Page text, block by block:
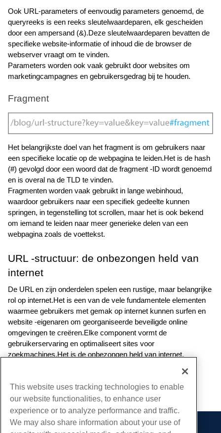
Ook URL-parameters of eenvoudig parameters genoemd, de
queryreeks is een reeks sleutelwaardeparen, elk gescheiden
door een ampersand (&).Deze sleutelwaardeparen bevatten de
specifieke website-informatie of inhoud die de browser de
webserver vraagt om te vinden.
Parameters worden ook vaak gebruikt door websites om
marketingcampagnes en gebruikersgedrag bij te houden.
Fragment
Het belangrijkste doel van het fragment is om gebruikers naar
een specifieke locatie op de webpagina te leiden.Het is de hash
(#) gevolgd door een woord dat de fragment -ID wordt genoemd
en is overal na de TLD te vinden.
Fragmenten worden vaak gebruikt in lange webinhoud,
waardoor gebruikers naar een specifiek gedeelte kunnen
springen, in tegenstelling tot scrollen, maar het is ook bekend
om iemand te leiden naar meer generieke delen van een
webpagina zoals de voettekst.
URL -structuur: de onbezongen held van
internet
De URL en zijn onderdelen spelen een rustige, maar belangrijke
rol op internet.Het is een van de vele fundamentele elementen
waarmee gebruikers met gemak op internet kunnen surfen en
website -eigenaren om georganiseerde beveiligde online
omgevingen te creëren.Elke component vormt de
gebruikerservaring en optimaliseert sites voor
zoekmachines.Het is de onbezongen held van internet.
januari- 19, 2024
Kopiëren URL
This website uses tracking technologies to enable
our website functionalities, to enhance user
experience or to analyze performance and traffic.
We may also share information about your use of